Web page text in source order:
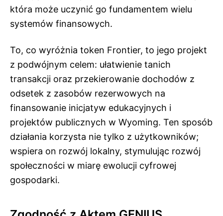
która może uczynić go fundamentem wielu
systemów finansowych.
To, co wyróżnia token Frontier, to jego projekt
z podwójnym celem: ułatwienie tanich
transakcji oraz przekierowanie dochodów z
odsetek z zasobów rezerwowych na
finansowanie inicjatyw edukacyjnych i
projektów publicznych w Wyoming. Ten sposób
działania korzysta nie tylko z użytkowników;
wspiera on rozwój lokalny, stymulując rozwój
społeczności w miarę ewolucji cyfrowej
gospodarki.